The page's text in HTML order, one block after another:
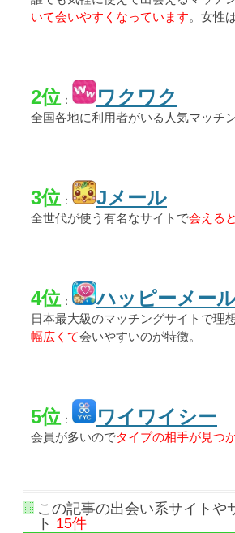
いて会いやすくなっています。女性
2位 ： ワクワク
全国各地に利用者がいる人気マッチ
3位 ： Jメール
全世代が使う有名なサイトで会える
4位 ： ハッピーメー
日本最大級のマッチングサイトで理
幅広くて会いやすいのが特徴。
5位 ： ワイワイシー
会員が多いのでタイプの相手が見つ
この記事の出会い系サイトや
ト 15件